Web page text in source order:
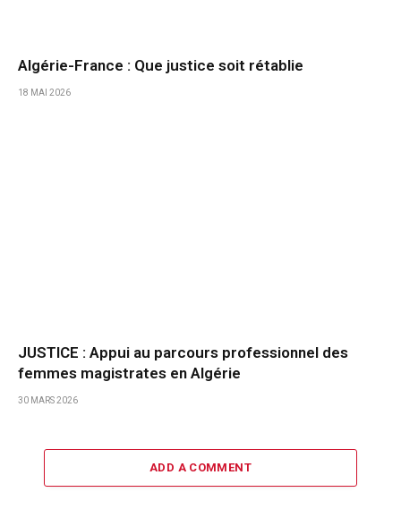
Algérie-France : Que justice soit rétablie
18 MAI 2026
JUSTICE : Appui au parcours professionnel des
femmes magistrates en Algérie
30 MARS 2026
ADD A COMMENT